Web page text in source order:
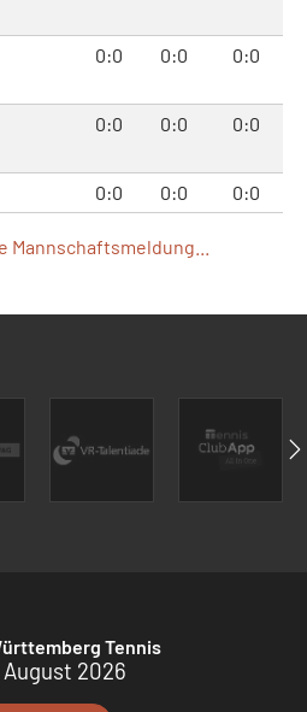
0:0 0:0 0:0
0:0 0:0 0:0
0:0 0:0 0:0
Tennis
2026